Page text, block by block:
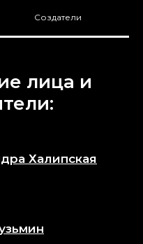
Создатели
лица и
Халипская